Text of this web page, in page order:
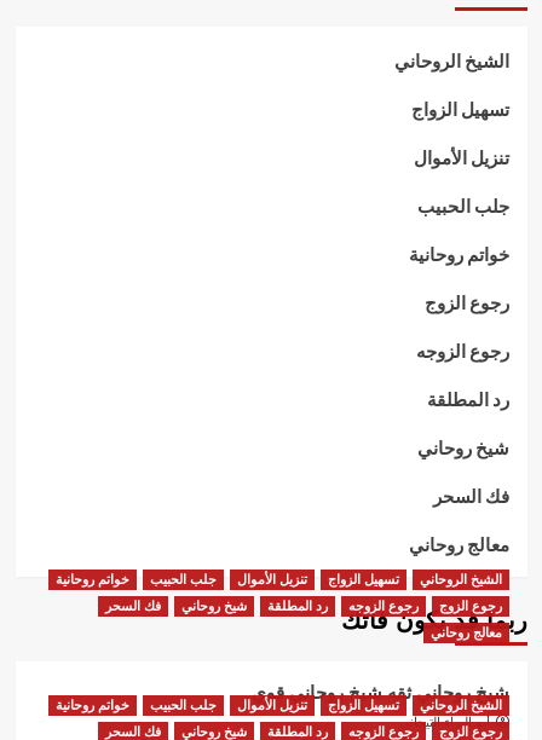
الشيخ الروحاني
تسهيل الزواج
تنزيل الأموال
جلب الحبيب
خواتم روحانية
رجوع الزوج
رجوع الزوجه
رد المطلقة
شيخ روحاني
فك السحر
معالج روحاني
ربما قد يكون فاتك
الشيخ الروحاني تسهيل الزواج تنزيل الأموال جلب الحبيب
خواتم روحانية
رجوع الزوج
رجوع الزوجه رد المطلقة شيخ روحاني
فك السحر
معالج روحاني
شيخ روحاني ثقه شيخ روحاني قوي
أبو البراء التيجاني
الشيخ الروحاني تسهيل الزواج تنزيل الأموال جلب الحبيب
خواتم روحانية
رجوع الزوج
رجوع الزوجه رد المطلقة شيخ روحاني
فك السحر